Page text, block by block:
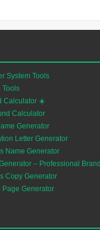
System Tools
Tools
Calculator ☀️
Calculator
Generator
Letter Generator
Name Generator
– Professional
Copy Generator
Page Generator